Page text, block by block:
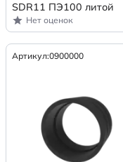
SDR11 ПЭ100 литой
Нет оценок
Артикул:0900000